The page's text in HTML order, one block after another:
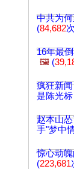
中共为
(84,682
16年最
🖼️ (
疯狂新
是陈光标
赵本山
手"梦中
惊心动
(223,681